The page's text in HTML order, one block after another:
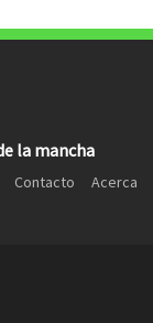
la mancha
Contacto
Acerca